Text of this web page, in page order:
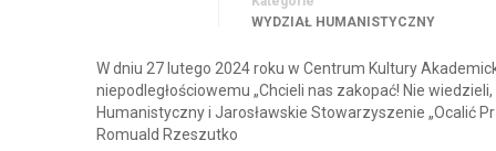
WYDZIAŁ HUMANISTYCZNY
W dniu 27 lutego 2024 roku w Centrum Kultury
niepodległościowemu „Chcieli nas zakopać! Nie
Humanistyczny i Jarosławskie Stowarzyszenie „Ocalić
Romuald Rzeszutko